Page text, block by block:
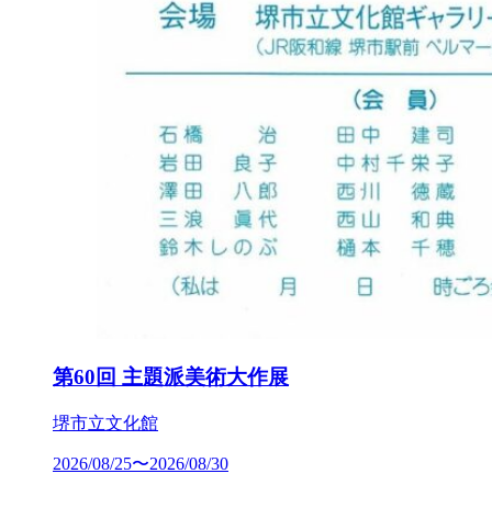
第60回 主題派美術大作展
堺市立文化館
2026/08/25〜2026/08/30